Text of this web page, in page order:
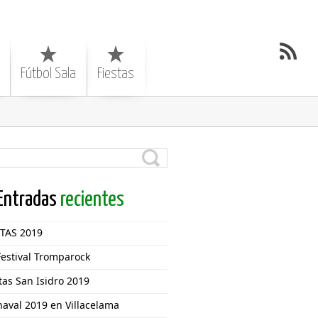
Fútbol Sala Fiestas
recientes
2019
Tromparock
San Isidro 2019
2019 en Villacelama